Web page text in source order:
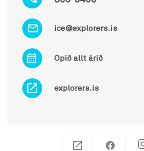
ice@explorers.is
Opið allt árið
explorers.is